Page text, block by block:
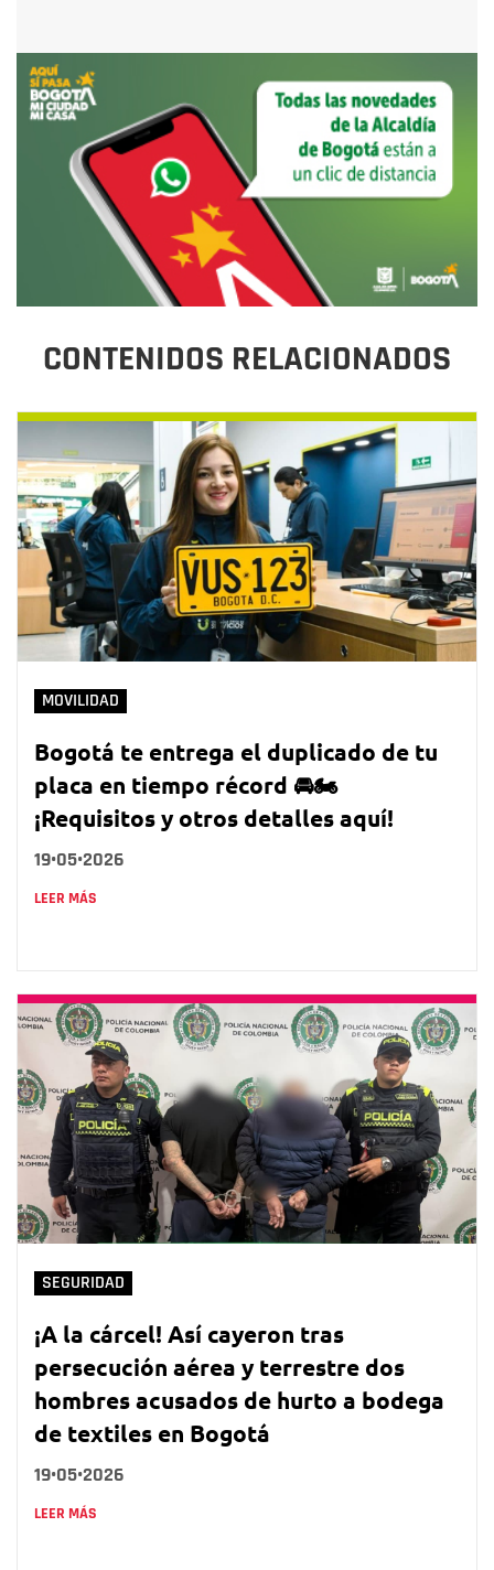
CONTENIDOS RELACIONADOS
MOVILIDAD
Bogotá te entrega el duplicado de tu
placa en tiempo récord 🚘🏍️
¡Requisitos y otros detalles aquí!
19•05•2026
LEER MÁS
SEGURIDAD
¡A la cárcel! Así cayeron tras
persecución aérea y terrestre dos
hombres acusados de hurto a bodega
de textiles en Bogotá
19•05•2026
LEER MÁS